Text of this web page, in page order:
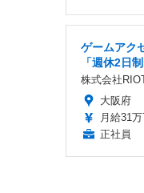
ゲームアク
「週休2日
株式会社
大阪府
月給31
正社員